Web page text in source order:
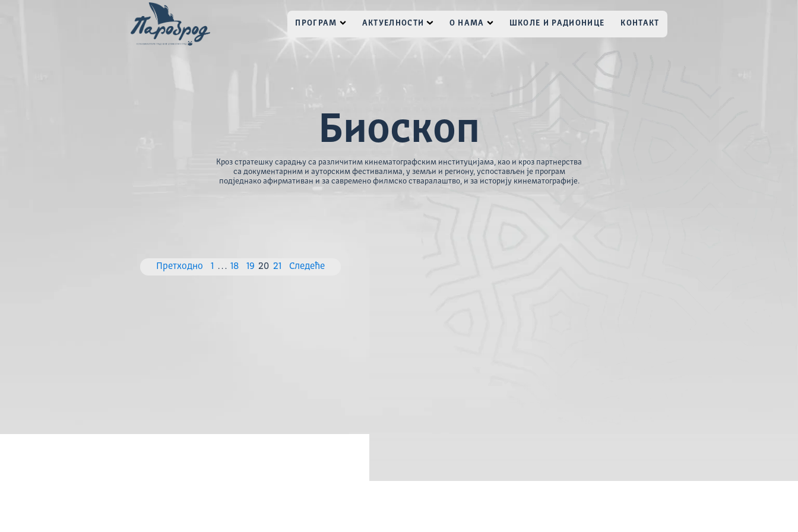
ПРОГРАМ АКТУЕЛНОСТИ О НАМА ШКОЛЕ И РАДИОНИЦЕ КОНТАКТ
Биоскоп
Кроз стратешку сарадњу са различитим кинематографским институцијама, као и кроз партнерства
са документарним и ауторским фестивалима, у земљи и региону, успостављен је програм
подједнако афирмативан и за савремено филмско стваралаштво, и за историју кинематографије.
Претходно 1 … 18 19 20 21 Следеће